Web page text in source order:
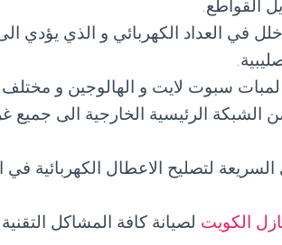
القواطع.
في العداد الكهربائي و الذي يؤدي
سبوت لايت و الهالوجين و مختلف
الشبكة الرئيسية الخارجية الى
الكويت لصيانة كافة المشاكل